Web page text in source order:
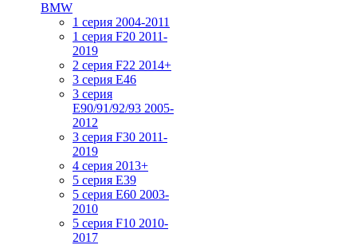
BMW
1 серия 2004-2011
1 серия F20 2011-
2019
2 серия F22 2014+
3 серия Е46
3 серия
E90/91/92/93 2005-
2012
3 серия F30 2011-
2019
4 серия 2013+
5 серия E39
5 серия E60 2003-
2010
5 серия F10 2010-
2017